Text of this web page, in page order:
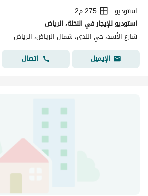
استوديو
275 م2
استوديو للإيجار في النخلة، الرياض
شارع الأسد، حي الندى، شمال الرياض، الرياض
الإيميل
اتصال